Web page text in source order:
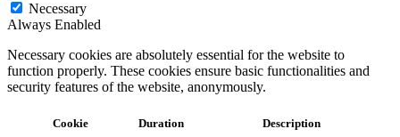
Necessary
Always Enabled
Necessary cookies are absolutely essential for the website to
function properly. These cookies ensure basic functionalities and
security features of the website, anonymously.
Cookie Duration Description